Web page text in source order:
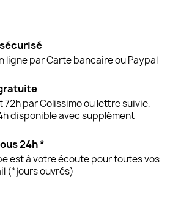
ligne par Carte bancaire ou Paypal
72h par Colissimo ou lettre suivie,
disponible avec supplément
24h *
est à votre écoute pour toutes vos
(*jours ouvrés)